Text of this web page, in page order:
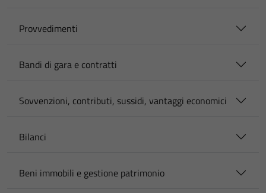
Provvedimenti
Bandi di gara e contratti
Sovvenzioni, contributi, sussidi, vantaggi economici
Bilanci
Beni immobili e gestione patrimonio